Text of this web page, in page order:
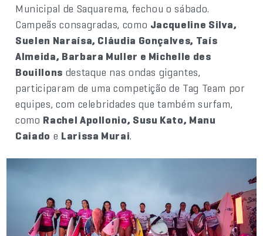
Municipal de Saquarema, fechou o sábado.
Campeãs consagradas, como Jacqueline Silva,
Suelen Naraísa, Cláudia Gonçalves, Taís
Almeida, Barbara Muller e Michelle des
Bouillons destaque nas ondas gigantes,
participaram de uma competição de Tag Team por
equipes, com celebridades que também surfam,
como Rachel Apollonio, Susu Kato, Manu
Caiado e Larissa Murai.